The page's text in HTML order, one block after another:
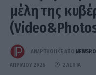
μέλη της
ΑΝΑΡΤΗΘΗΚΕ ΑΠΟ
ΑΠΡΙΛΊΟΥ 2026 2 ΛΕΠΤΆ